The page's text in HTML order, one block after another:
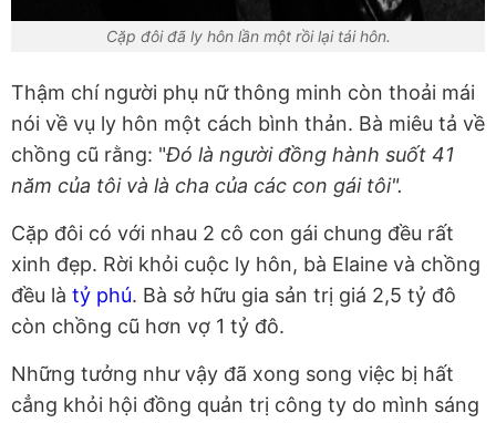
Cặp đôi đã ly hôn lần một rồi lại tái hôn.
Thậm chí người phụ nữ thông minh còn thoải mái
nói về vụ ly hôn một cách bình thản. Bà miêu tả về
chồng cũ rằng: "Đó là người đồng hành suốt 41
năm của tôi và là cha của các con gái tôi".
Cặp đôi có với nhau 2 cô con gái chung đều rất
xinh đẹp. Rời khỏi cuộc ly hôn, bà Elaine và chồng
đều là tỷ phú. Bà sở hữu gia sản trị giá 2,5 tỷ đô
còn chồng cũ hơn vợ 1 tỷ đô.
Những tưởng như vậy đã xong song việc bị hất
cẳng khỏi hội đồng quản trị công ty do mình sáng